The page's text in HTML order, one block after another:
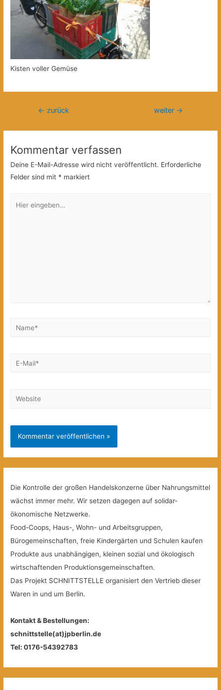
Kisten voller Gemüse
Beitragsnavigation
← zurück weiter →
Kommentar verfassen
Deine E-Mail-Adresse wird nicht veröffentlicht. Erforderliche
Felder sind mit * markiert
eingeben…
Name*
E-
Website
Die Kontrolle der großen Handelskonzerne über Nahrungsmittel
wächst immer mehr. Wir setzen dagegen auf solidar-
ökonomische Netzwerke.
Food-Coops, Haus-, Wohn- und Arbeitsgruppen,
Bürogemeinschaften, freie Kindergärten und Schulen kaufen
Produkte aus unabhängigen, kleinen sozial und ökologisch
wirtschaftenden Produktionsgemeinschaften.
Das Projekt SCHNITTSTELLE organisiert den Vertrieb dieser
Waren in und um Berlin.
Kontakt & Bestellungen:
schnittstelle(at)jpberlin.de
Tel: 0176-54392783